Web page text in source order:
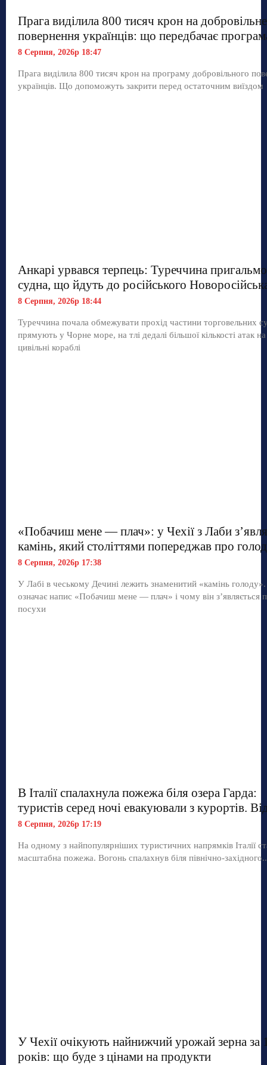
Прага виділила 800 тисяч крон на добровільне
повернення українців: що передбачає
8 Серпня, 2026р 18:47
Прага виділила 800 тисяч крон на програму добровільного
українців. Що допоможуть закрити перед остаточним виїздом
Анкарі урвався терпець: Туреччина
судна, що йдуть до російського
8 Серпня, 2026р 18:44
Туреччина почала обмежувати прохід частини торговельних
прямують у Чорне море, на тлі дедалі більшої кількості атак на
цивільні кораблі
«Побачиш мене — плач»: у Чехії з Лаби
камінь, який століттями попереджав про голод
8 Серпня, 2026р 17:38
У Лабі в чеському Дечині лежить знаменитий «камінь
означає напис «Побачиш мене — плач» і чому він з’являється
посухи
В Італії спалахнула пожежа біля озера Гарда:
туристів серед ночі евакуювали з курортів.
8 Серпня, 2026р 17:19
На одному з найпопулярніших туристичних напрямків Італії
масштабна пожежа. Вогонь спалахнув біля північно-
У Чехії очікують найнижчий урожай зерна за
років: що буде з цінами на продукти